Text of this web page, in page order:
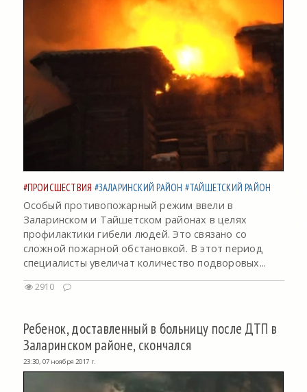
#ПРОИСШЕСТВИЯ #ЗАЛАРИНСКИЙ РАЙОН #ТАЙШЕТСКИЙ РАЙОН
Особый противопожарный режим ввели в
Заларинском и Тайшетском районах в целях
профилактики гибели людей. Это связано со
сложной пожарной обстановкой. В этот период
специалисты увеличат количество подворовых...
2910
Ребенок, доставленный в больницу после ДТП в
Заларинском районе, скончался
23:30, 07 ноября 2017 г.